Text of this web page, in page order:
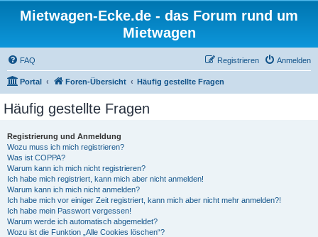
Mietwagen-Ecke.de - das Forum rund um
Mietwagen
FAQ Anmelden
Registrieren
Portal Foren-Übersicht Häufig gestellte Fragen
Häufig gestellte Fragen
Registrierung und Anmeldung
Wozu muss ich mich registrieren?
Was ist COPPA?
Warum kann ich mich nicht registrieren?
Ich habe mich registriert, kann mich aber nicht anmelden!
Warum kann ich mich nicht anmelden?
Ich habe mich vor einiger Zeit registriert, kann mich aber nicht mehr anmelden?!
Ich habe mein Passwort vergessen!
Warum werde ich automatisch abgemeldet?
Wozu ist die Funktion „Alle Cookies löschen“?